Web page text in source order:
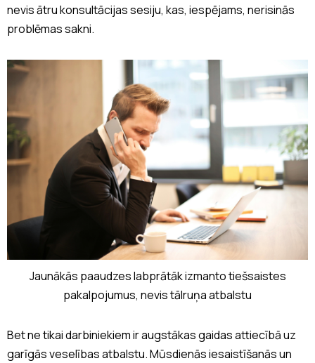
nevis ātru konsultācijas sesiju, kas, iespējams, nerisinās
problēmas sakni.
Jaunākās paaudzes labprātāk izmanto tiešsaistes
pakalpojumus, nevis tālruņa atbalstu
Bet ne tikai darbiniekiem ir augstākas gaidas attiecībā uz
garīgās veselības atbalstu. Mūsdienās iesaistīšanās un